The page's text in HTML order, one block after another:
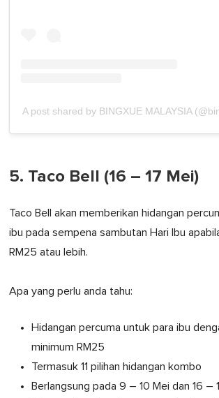
A post shared by BINGXUE MALAYSIA
5. Taco Bell (16 – 17 Mei)
Taco Bell akan memberikan hidangan
ibu pada sempena sambutan Hari Ibu
RM25 atau lebih.
Apa yang perlu anda tahu:
Hidangan percuma untuk para ibu
minimum RM25
Termasuk 11 pilihan hidangan kombo
Berlangsung pada 9 – 10 Mei dan 16 –